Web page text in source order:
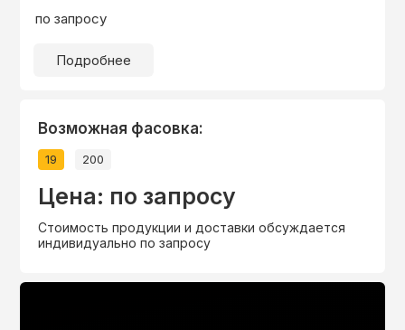
по запросу
Подробнее
Возможная фасовка:
19 200
Цена: по запросу
Стоимость продукции и доставки обсуждается
индивидуально по запросу